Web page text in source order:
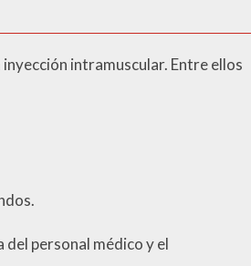
intramuscular. Entre ellos
personal médico y el